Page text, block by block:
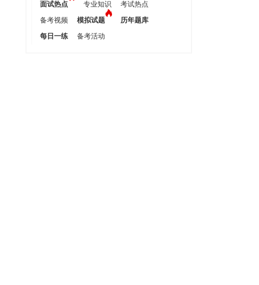
面试热点 专业知识 考试热点
备考视频 模拟试题 历年题库
每日一练 备考活动